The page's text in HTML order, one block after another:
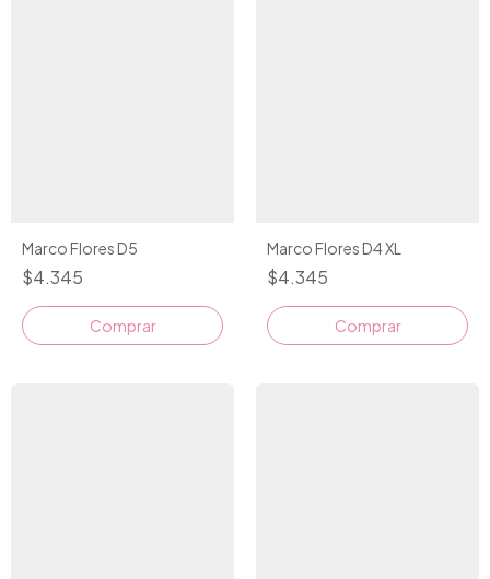
Marco Flores D5
$4.345
Comprar
Marco Flores D4 XL
$4.345
Comprar